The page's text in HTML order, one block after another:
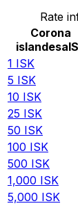
Rate
Corona
islandesa
1 ISK
5 ISK
10 ISK
25 ISK
50 ISK
100 ISK
500 ISK
1,000 ISK
5,000 ISK